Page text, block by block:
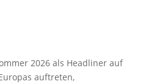
2026 als Headliner auf
auftreten,